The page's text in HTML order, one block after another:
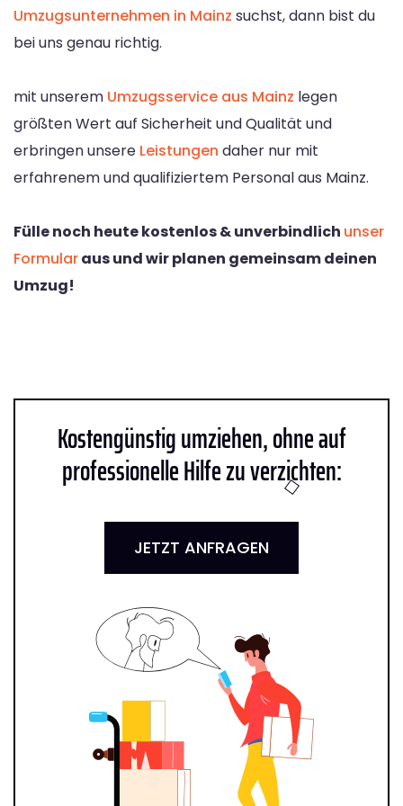
Umzugsunternehmen in Mainz suchst, dann bist du
bei uns genau richtig.
mit unserem Umzugsservice aus Mainz legen
größten Wert auf Sicherheit und Qualität und
erbringen unsere Leistungen daher nur mit
erfahrenem und qualifiziertem Personal aus Mainz.
Fülle noch heute kostenlos & unverbindlich unser
Formularaus und wir planen gemeinsam deinen
Umzug!
Kostengünstig umziehen, ohne auf
professionelle Hilfe zu verzichten:
JETZT ANFRAGEN